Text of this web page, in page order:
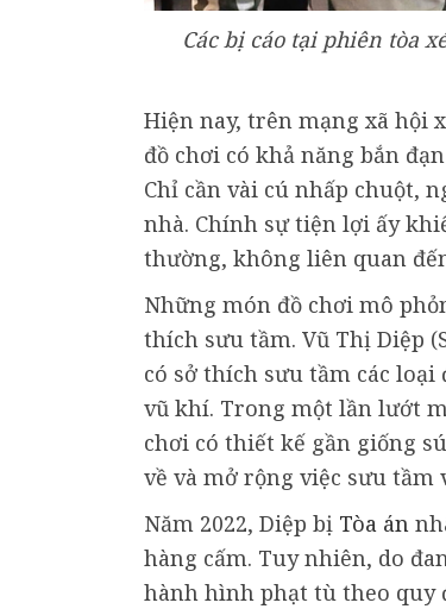
Các bị cáo tại phiên tòa
Hiện nay, trên mạng xã hội
đồ chơi có khả năng bắn
Chỉ cần vài cú nhấp chuột,
nhà. Chính sự tiện lợi ấy
thường, không liên quan
Những món đồ chơi mô
thích sưu tầm. Vũ Thị Diệp
có sở thích sưu tầm các
vũ khí. Trong một lần lướt
chơi có thiết kế gần giống
về và mở rộng việc sưu tầm
Năm 2022, Diệp bị Tòa án
hàng cấm. Tuy nhiên, do
hành hình phạt tù theo quy